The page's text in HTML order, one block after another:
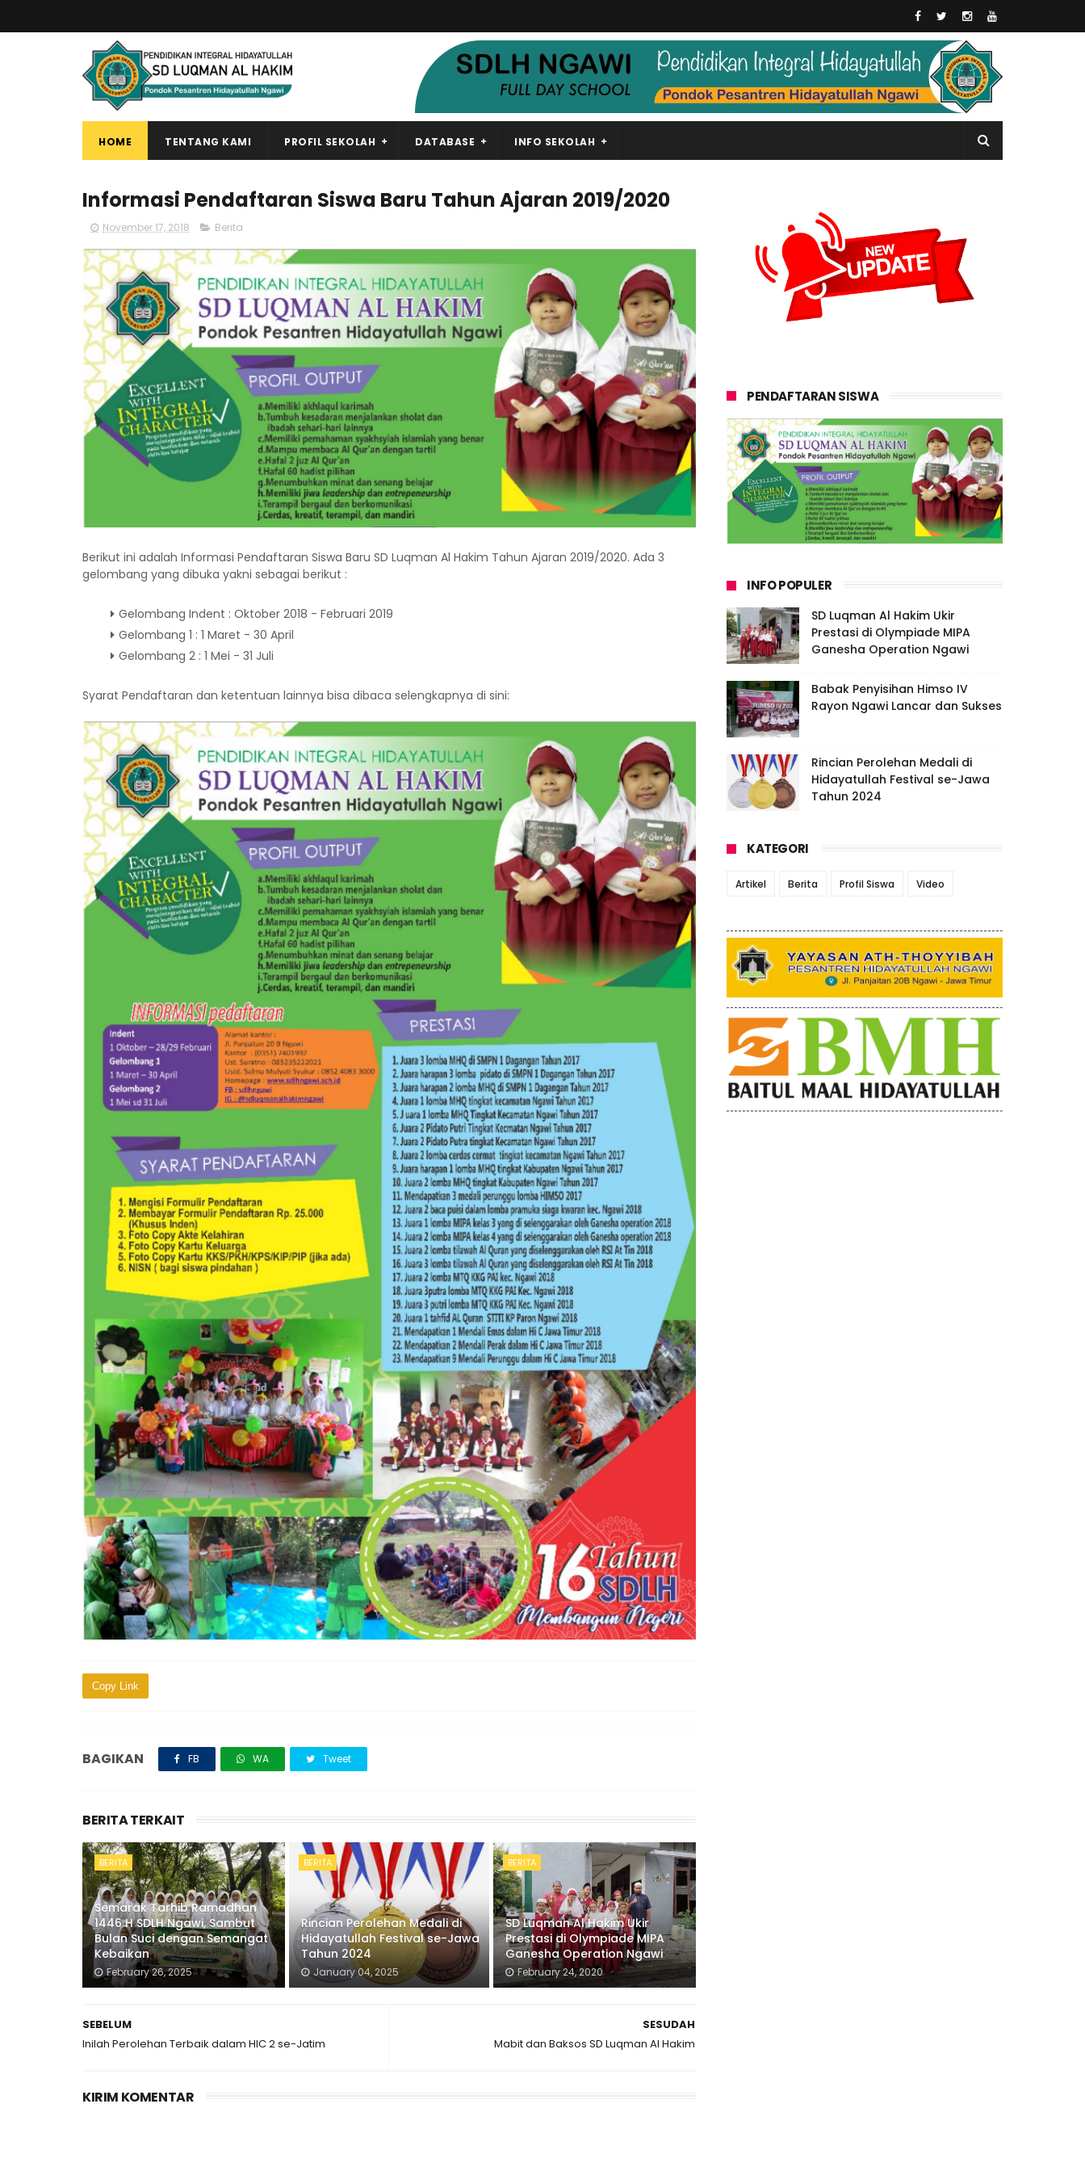
HOME TENTANG KAMI PROFIL SEKOLAH DATABASE INFO SEKOLAH
Informasi Pendaftaran Siswa Baru Tahun Ajaran 2019/2020
November 17, 2018 Berita
Berikut ini adalah Informasi Pendaftaran Siswa Baru SD Luqman Al Hakim Tahun Ajaran 2019/2020. Ada 3
gelombang yang dibuka yakni sebagai berikut :
Gelombang Indent : Oktober 2018 - Februari 2019
Gelombang 1 : 1 Maret - 30 April
Gelombang 2 : 1 Mei - 31 Juli
Syarat Pendaftaran dan ketentuan lainnya bisa dibaca selengkapnya di sini:
Copy Link
BAGIKAN FB WA Tweet
BERITA TERKAIT
BERITA
Semarak Tarhib Ramadhan
1446 H SDLH Ngawi, Sambut
Bulan Suci dengan Semangat
Kebaikan
February 26, 2025
BERITA
Rincian Perolehan Medali di
Hidayatullah Festival se-Jawa
Tahun 2024
January 04, 2025
BERITA
SD Luqman Al Hakim Ukir
Prestasi di Olympiade MIPA
Ganesha Operation Ngawi
February 24, 2020
SESUDAH
Mabit dan Baksos SD Luqman Al Hakim
SEBELUM
Inilah Perolehan Terbaik dalam HIC 2 se-Jatim
KIRIM KOMENTAR
PENDAFTARAN SISWA
INFO POPULER
SD Luqman Al Hakim Ukir
Prestasi di Olympiade MIPA
Ganesha Operation Ngawi
Babak Penyisihan Himso IV
Rayon Ngawi Lancar dan Sukses
Rincian Perolehan Medali di
Hidayatullah Festival se-Jawa
Tahun 2024
KATEGORI
Artikel Berita Profil Siswa Video